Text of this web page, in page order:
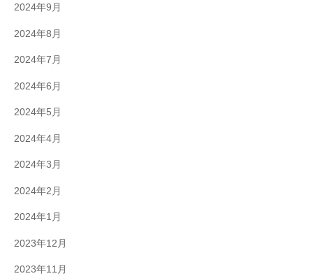
2024年9月
2024年8月
2024年7月
2024年6月
2024年5月
2024年4月
2024年3月
2024年2月
2024年1月
2023年12月
2023年11月